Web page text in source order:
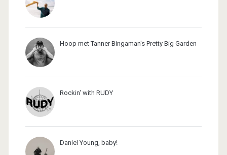
Hoop met Tanner Bingaman's Pretty Big Garden
Rockin' with RUDY
Daniel Young, baby!